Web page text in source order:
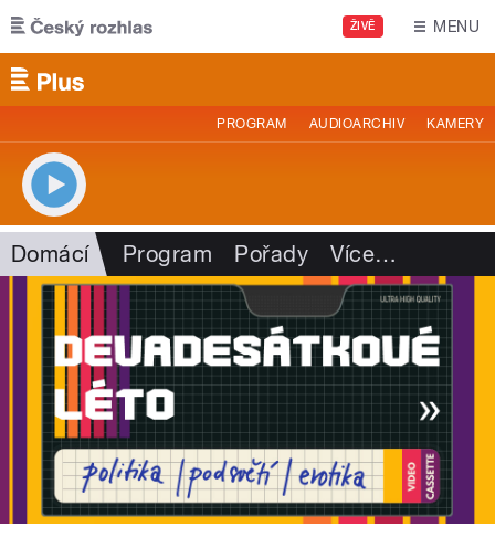
Přejít k hlavnímu obsahu
ŽIVĚ MENU
PROGRAM AUDIOARCHIV KAMERY
Domácí Program Pořady Více…